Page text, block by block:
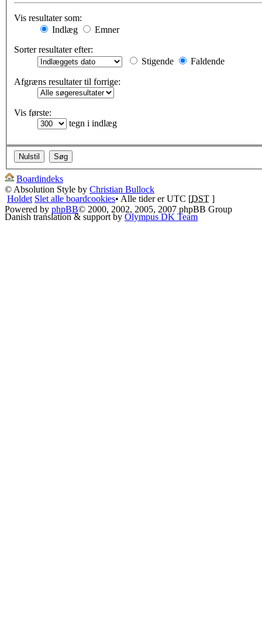
Vis resultater som:
Indlæg
Emner
Sorter resultater efter:
Stigende
Faldende
Afgræns resultater til forrige:
Vis første:
tegn i indlæg
Boardindeks
© Absolution Style by Christian Bullock
Holdet Slet alle boardcookies• Alle tider er UTC [DST ]
Powered by phpBB© 2000, 2002, 2005, 2007 phpBB Group
Danish translation & support by Olympus DK Team